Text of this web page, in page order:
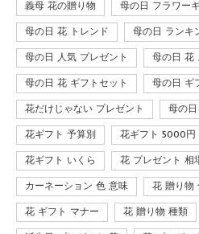
義母 花の贈り物 母の日 フラワー
母の日 花 トレンド 母の日 ランキ
母の日 人気 プレゼント 母の日 花
母の日 花 ギフトセット 母の日 ギ
花だけじゃない プレゼント 母の日
花ギフト 予算別 花ギフト 5000円
花ギフト いくら 花 プレゼント 相
カーネーション 色 意味 花 贈り物
花 ギフト マナー 花 贈り物 種類